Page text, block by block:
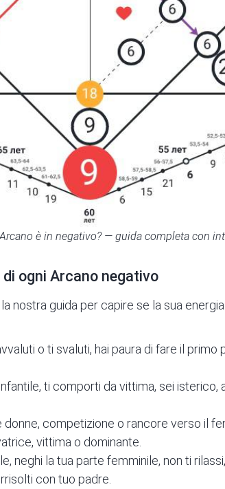
è in negativo? — guida completa con
ogni Arcano negativo
nostra guida per capire se la sua
o ti svaluti, hai paura di fare il primo
ti comporti da vittima, sei isterico,
competizione o rancore verso il
vittima o dominante.
neghi la tua parte femminile, non ti
con tuo padre.